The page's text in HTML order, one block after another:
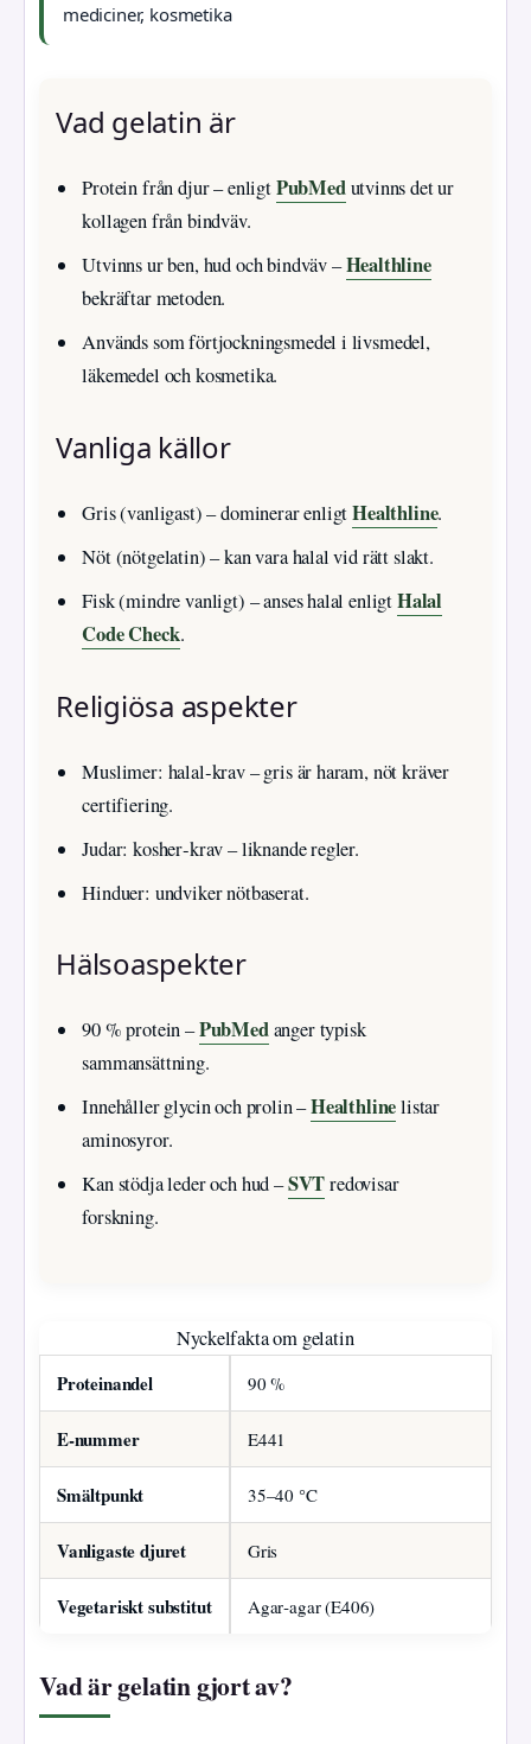
mediciner, kosmetika
Vad gelatin är
Protein från djur – enligtPubMedutvinns det ur
kollagen från bindväv.
Utvinns ur ben, hud och bindväv –Healthline
bekräftar metoden.
Används som förtjockningsmedel i livsmedel,
läkemedel och kosmetika.
Vanliga källor
Gris (vanligast) – dominerar enligtHealthline.
Nöt (nötgelatin) – kan vara halal vid rätt slakt.
Fisk (mindre vanligt) – anses halal enligtHalal
Code Check.
Religiösa aspekter
Muslimer: halal‑krav – gris är haram, nöt kräver
certifiering.
Judar: kosher‑krav – liknande regler.
Hinduer: undviker nötbaserat.
Hälsoaspekter
90 % protein –PubMedanger typisk
sammansättning.
Innehåller glycin och prolin –Healthlinelistar
aminosyror.
Kan stödja leder och hud –SVTredovisar
forskning.
Nyckelfakta om gelatin
Proteinandel
90 %
E‑nummer E441
Smältpunkt 35–40 °C
Vanligaste djuret Gris
Vegetariskt substitut Agar‑agar (E406)
Vad är gelatin gjort av?